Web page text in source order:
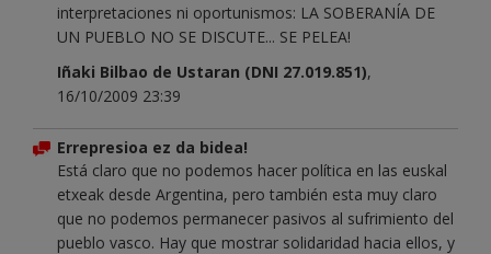
interpretaciones ni oportunismos: LA SOBERANÍA DE
UN PUEBLO NO SE DISCUTE... SE PELEA!
Iñaki Bilbao de Ustaran (DNI 27.019.851),
16/10/2009 23:39
Errepresioa ez da bidea!
Está claro que no podemos hacer política en las euskal
etxeak desde Argentina, pero también esta muy claro
que no podemos permanecer pasivos al sufrimiento del
pueblo vasco. Hay que mostrar solidaridad hacia ellos, y